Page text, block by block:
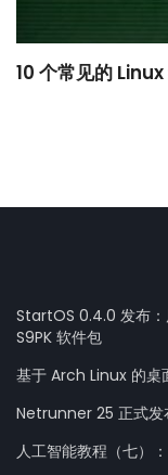
10 个常见的
StartOS 0.4.0 发布：
S9PK 软件包
基于 Arch Linux 的桌
Netrunner 25 正式发
人工智能教程（七）